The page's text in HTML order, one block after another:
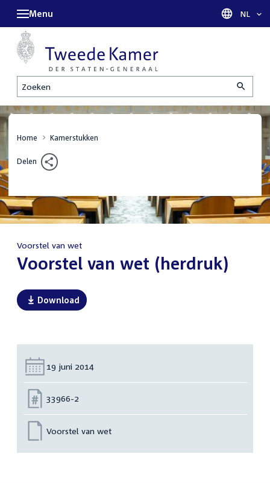
Zoeken
Menu Taal
NL
Home Kamerstukken
Delen
Voorstel van wet
:Voorstel van wet (herdruk)
Download
Datum:
19 juni 2014
Nummer:
33966-2
Voorstel van wet